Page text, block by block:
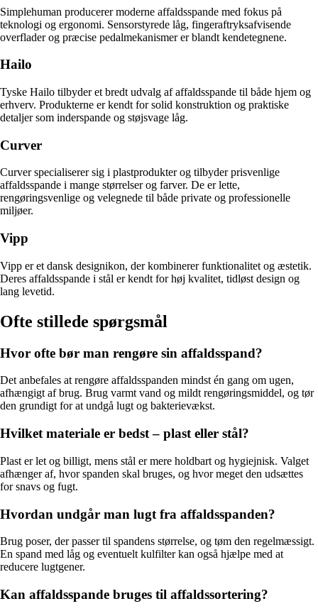
Simplehuman producerer moderne affaldsspande med fokus på
teknologi og ergonomi. Sensorstyrede låg, fingeraftryksafvisende
overflader og præcise pedalmekanismer er blandt kendetegnene.
Hailo
Tyske Hailo tilbyder et bredt udvalg af affaldsspande til både hjem og
erhverv. Produkterne er kendt for solid konstruktion og praktiske
detaljer som inderspande og støjsvage låg.
Curver
Curver specialiserer sig i plastprodukter og tilbyder prisvenlige
affaldsspande i mange størrelser og farver. De er lette,
rengøringsvenlige og velegnede til både private og professionelle
miljøer.
Vipp
Vipp er et dansk designikon, der kombinerer funktionalitet og æstetik.
Deres affaldsspande i stål er kendt for høj kvalitet, tidløst design og
lang levetid.
Ofte stillede spørgsmål
Hvor ofte bør man rengøre sin affaldsspand?
Det anbefales at rengøre affaldsspanden mindst én gang om ugen,
afhængigt af brug. Brug varmt vand og mildt rengøringsmiddel, og tør
den grundigt for at undgå lugt og bakterievækst.
Hvilket materiale er bedst – plast eller stål?
Plast er let og billigt, mens stål er mere holdbart og hygiejnisk. Valget
afhænger af, hvor spanden skal bruges, og hvor meget den udsættes
for snavs og fugt.
Hvordan undgår man lugt fra affaldsspanden?
Brug poser, der passer til spandens størrelse, og tøm den regelmæssigt.
En spand med låg og eventuelt kulfilter kan også hjælpe med at
reducere lugtgener.
Kan affaldsspande bruges til affaldssortering?